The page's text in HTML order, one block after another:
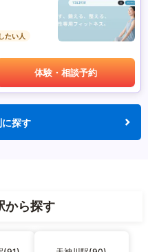
たい人
体験・相談予約
探す
から探す